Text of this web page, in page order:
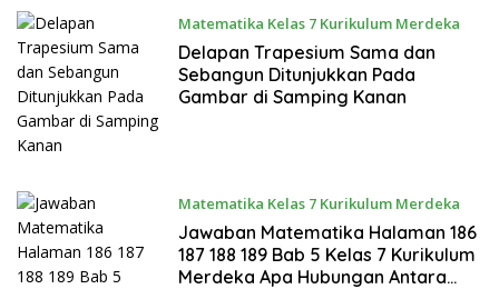
Matematika Kelas 7 Kurikulum Merdeka
Januari 27, 2024
Delapan Trapesium Sama dan
Sebangun Ditunjukkan Pada
Gambar di Samping Kanan
Matematika Kelas 7 Kurikulum Merdeka
Januari 27, 2024
Jawaban Matematika Halaman 186
187 188 189 Bab 5 Kelas 7 Kurikulum
Merdeka Apa Hubungan Antara